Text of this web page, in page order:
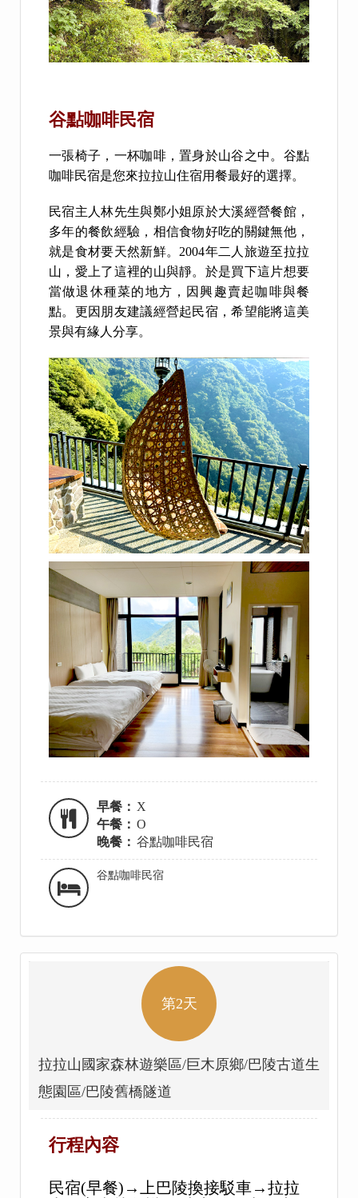
谷點咖啡民宿
一張椅子，一杯咖啡，置身於山谷之中。谷點
咖啡民宿是您來拉拉山住宿用餐最好的選擇。
民宿主人林先生與鄭小姐原於大溪經營餐館，
多年的餐飲經驗，相信食物好吃的關鍵無他，
就是食材要天然新鮮。2004年二人旅遊至拉拉
山，愛上了這裡的山與靜。於是買下這片想要
當做退休種菜的地方，因興趣賣起咖啡與餐
點。更因朋友建議經營起民宿，希望能將這美
景與有緣人分享。
早餐： X
午餐： O
晚餐： 谷點咖啡民宿
谷點咖啡民宿
第2天
拉拉山國家森林遊樂區/巨木原鄉/巴陵古道生
態園區/巴陵舊橋隧道
行程內容
民宿(早餐)→上巴陵換接駁車→拉拉